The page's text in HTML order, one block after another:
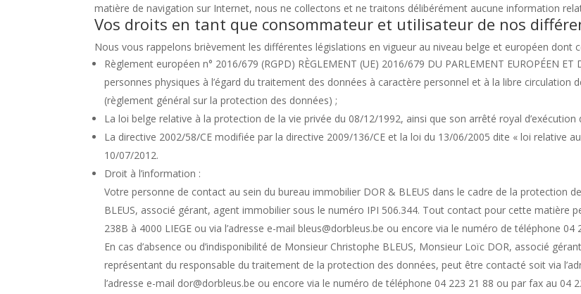
matière de navigation sur Internet, nous ne collectons et ne traitons délibérément aucune information
Vos droits en tant que consommateur et utilisateur de nos
Nous vous rappelons brièvement les différentes législations en vigueur au niveau belge et européen dont
Règlement européen n° 2016/679 (RGPD) RÈGLEMENT (UE) 2016/679 DU PARLEMENT EUROPÉEN
personnes physiques à l’égard du traitement des données à caractère personnel et à la libre circulation
(règlement général sur la protection des données) ;
La loi belge relative à la protection de la vie privée du 08/12/1992, ainsi que son arrêté royal d’exécution
La directive 2002/58/CE modifiée par la directive 2009/136/CE et la loi du 13/06/2005 dite « loi relative
10/07/2012.
Droit à l’information :
Votre personne de contact au sein du bureau immobilier DOR & BLEUS dans le cadre de la protection
BLEUS, associé gérant, agent immobilier sous le numéro IPI 506.344. Tout contact pour cette matière
238B à 4000 LIEGE ou via l’adresse e-mail bleus@dorbleus.be ou encore via le numéro de téléphone
En cas d’absence ou d’indisponibilité de Monsieur Christophe BLEUS, Monsieur Loïc DOR, associé
représentant du responsable du traitement de la protection des données, peut être contacté soit via
l’adresse e-mail dor@dorbleus.be ou encore via le numéro de téléphone 04 223 21 88 ou par fax au 04